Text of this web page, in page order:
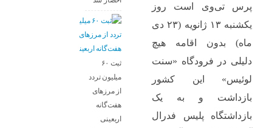
پرس تی‌وی است روز
یکشنبه ۱۳ ژانویه (۲۳ دی
ماه) بدون اقامه هیچ
دلیلی در فرودگاه «سنت
لوئیس» این کشور
بازداشت و به یک
بازداشتگاه پلیس فدرال
ثبت ۶۰
میلیون تردد
از مرزهای
هفت‌گانه
اربعینی